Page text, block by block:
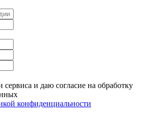
сервиса и даю согласие на обработку
конфиденциальности